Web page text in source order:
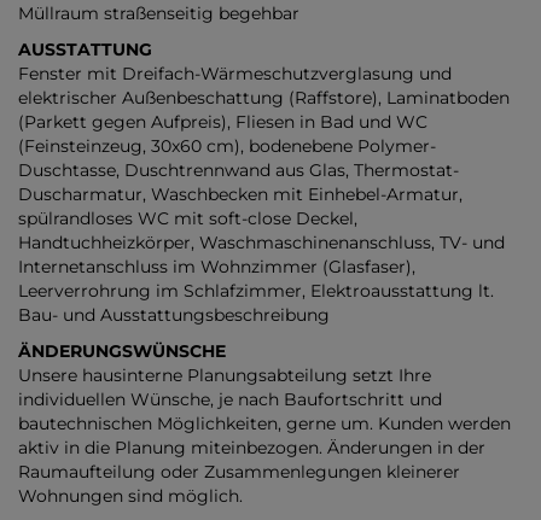
Müllraum straßenseitig begehbar
AUSSTATTUNG
Fenster mit Dreifach-Wärmeschutzverglasung und
elektrischer Außenbeschattung (Raffstore), Laminatboden
(Parkett gegen Aufpreis), Fliesen in Bad und WC
(Feinsteinzeug, 30x60 cm), bodenebene Polymer-
Duschtasse, Duschtrennwand aus Glas, Thermostat-
Duscharmatur, Waschbecken mit Einhebel-Armatur,
spülrandloses WC mit soft-close Deckel,
Handtuchheizkörper, Waschmaschinenanschluss, TV- und
Internetanschluss im Wohnzimmer (Glasfaser),
Leerverrohrung im Schlafzimmer, Elektroausstattung lt.
Bau- und Ausstattungsbeschreibung
ÄNDERUNGSWÜNSCHE
Unsere hausinterne Planungsabteilung setzt Ihre
individuellen Wünsche, je nach Baufortschritt und
bautechnischen Möglichkeiten, gerne um. Kunden werden
aktiv in die Planung miteinbezogen. Änderungen in der
Raumaufteilung oder Zusammenlegungen kleinerer
Wohnungen sind möglich.